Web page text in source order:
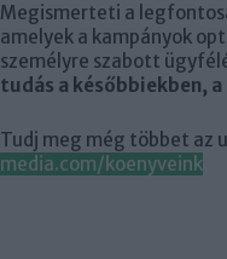
Megismerteti a
amelyek a kampányok
személyre szabott
tudás a későbbiekben,
Tudj meg még többet
media.com/koenyveink